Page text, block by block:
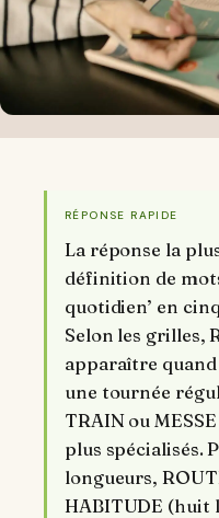
RÉPONSE RAPIDE
La réponse la
définition de
quotidien’ en
Selon les grilles,
apparaître
une tournée
TRAIN ou
plus spécialisés.
longueurs,
HABITUDE (huit